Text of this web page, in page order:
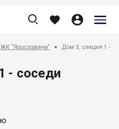
   


ЖК "Ярославичи" Дом 3, секция 1 -
- соседи